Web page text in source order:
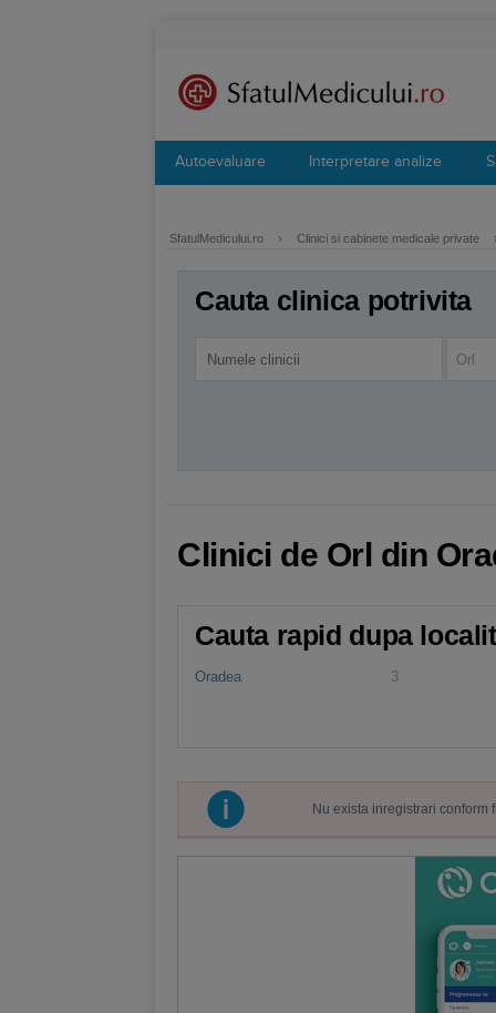
Autoevaluare Interpretare analize
SfatulMedicului.ro › Clinici si cabinete medicale private
Cauta clinica potrivita
Orl
Clinici de Orl din
Cauta rapid dupa
Oradea 3
Nu exista inregistrari